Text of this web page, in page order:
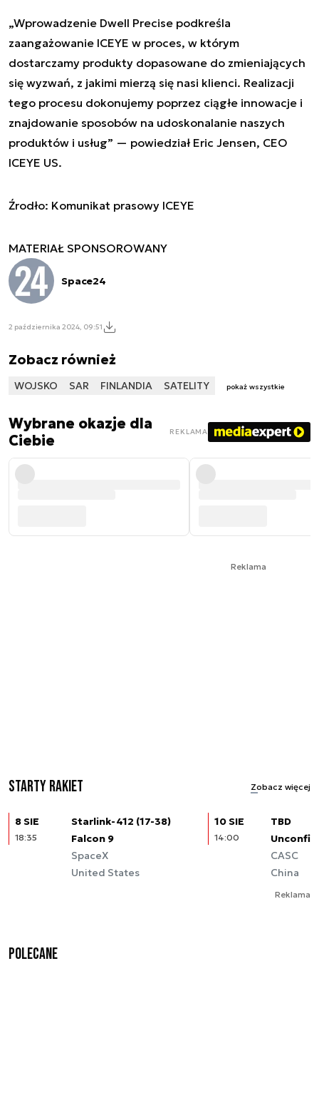
„Wprowadzenie Dwell Precise podkreśla
zaangażowanie ICEYE w proces, w którym
dostarczamy produkty dopasowane do zmieniających
się wyzwań, z jakimi mierzą się nasi klienci. Realizacji
tego procesu dokonujemy poprzez ciągłe innowacje i
znajdowanie sposobów na udoskonalanie naszych
produktów i usług” — powiedział Eric Jensen, CEO
ICEYE US.
Źrodło: Komunikat prasowy ICEYE
MATERIAŁ SPONSOROWANY
Space24
2 października 2024, 09:51
Zobacz również
WOJSKO SAR FINLANDIA SATELITY pokaż wszystkie
Wybrane okazje dla
Ciebie
REKLAMA
Reklama
Starty rakiet Zobacz więcej
8 SIE
18:35
Starlink-412 (17-38)
Falcon 9
SpaceX
United States
10 SIE
14:00
TBD
CASC
China
Reklama
Polecane